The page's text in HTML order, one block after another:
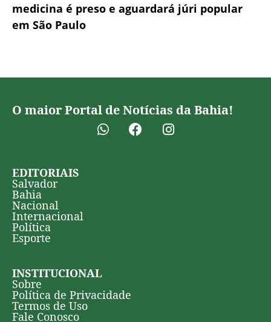
medicina é preso e aguardará júri popular
em São Paulo
O maior Portal de Notícias da Bahia!
EDITORIAIS
Salvador
Bahia
Nacional
Internacional
Política
Esporte
INSTITUCIONAL
Sobre
Política de Privacidade
Termos de Uso
Fale Conosco